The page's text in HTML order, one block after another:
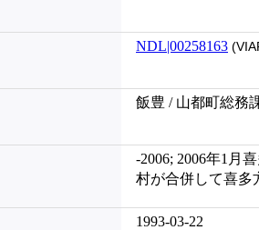
NDL|00258163
飯豊 / 山都町総務
-2006; 2006年1月
村が合併して喜多
1993-03-22